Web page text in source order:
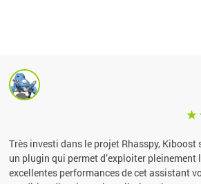
Très investi dans le projet Rhasspy, Kiboost
un plugin qui permet d’exploiter pleinement
excellentes performances de cet assistant